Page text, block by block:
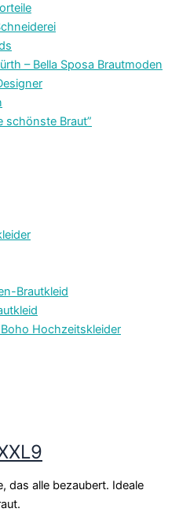
– Bella Sposa Brautmoden
schönste Braut”
Brautkleid
Hochzeitskleider
das alle bezaubert. Ideale